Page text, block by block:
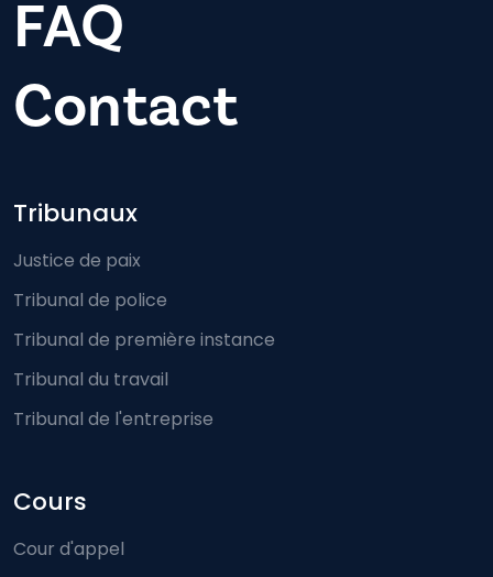
FAQ
Contact
Footer-menu
Tribunaux
Justice de paix
Tribunal de police
Tribunal de première instance
Tribunal du travail
Tribunal de l'entreprise
Cours
Cour d'appel